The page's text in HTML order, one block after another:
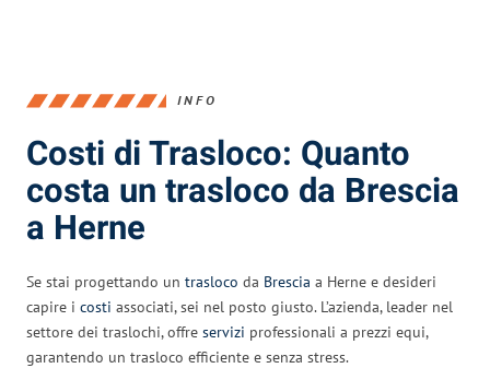
INFO
Costi di Trasloco: Quanto
costa un trasloco da Brescia
a Herne
Se stai progettando un trasloco da Brescia a Herne e desideri
capire i costi associati, sei nel posto giusto. L’azienda, leader nel
settore dei traslochi, offre servizi professionali a prezzi equi,
garantendo un trasloco efficiente e senza stress.